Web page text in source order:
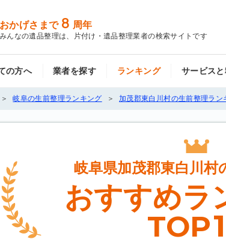
おかげさまで 8 周年
みんなの遺品整理は、片付け・遺品整理業者の検索サイトです
の方へ 業者を探す ランキング サービス
岐阜の生前整理ランキング 加茂郡東白川村の生前整理ラン
岐阜県加茂郡東白川村
おすすめラ
TOP